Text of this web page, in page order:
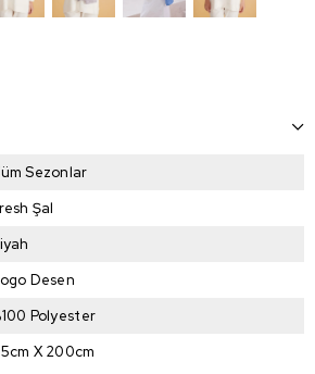
Sezonlar
Şal
Desen
Polyester
X 200cm